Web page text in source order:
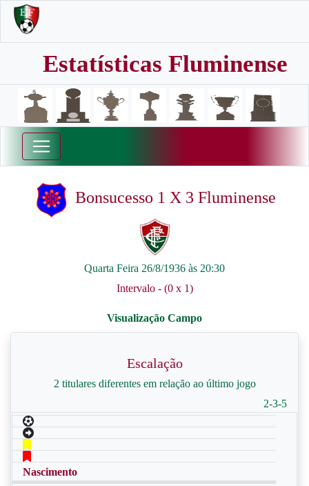
Estatísticas Fluminense
Bonsucesso 1 X 3 Fluminense
Quarta Feira 26/8/1936 às 20:30
Intervalo - (0 x 1)
Escalação
2 titulares diferentes em relação ao último jogo
2-3-5
Nascimento